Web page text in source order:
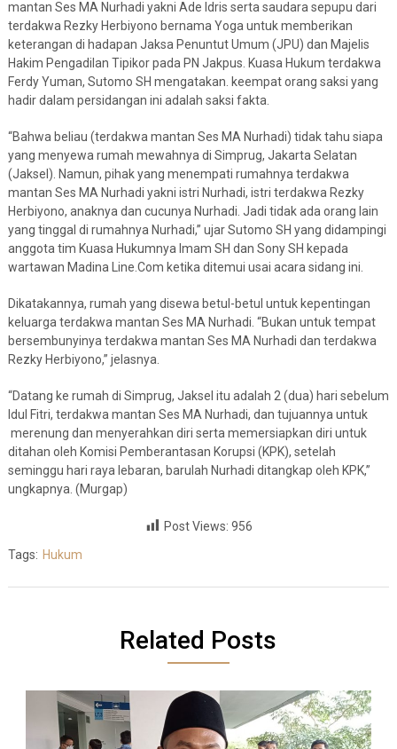
mantan Ses MA Nurhadi yakni Ade Idris serta saudara sepupu dari
terdakwa Rezky Herbiyono bernama Yoga untuk memberikan
keterangan di hadapan Jaksa Penuntut Umum (JPU) dan Majelis
Hakim Pengadilan Tipikor pada PN Jakpus. Kuasa Hukum terdakwa
Ferdy Yuman, Sutomo SH mengatakan. keempat orang saksi yang
hadir dalam persidangan ini adalah saksi fakta.
“Bahwa beliau (terdakwa mantan Ses MA Nurhadi) tidak tahu siapa
yang menyewa rumah mewahnya di Simprug, Jakarta Selatan
(Jaksel). Namun, pihak yang menempati rumahnya terdakwa
mantan Ses MA Nurhadi yakni istri Nurhadi, istri terdakwa Rezky
Herbiyono, anaknya dan cucunya Nurhadi. Jadi tidak ada orang lain
yang tinggal di rumahnya Nurhadi,” ujar Sutomo SH yang didampingi
anggota tim Kuasa Hukumnya Imam SH dan Sony SH kepada
wartawan Madina Line.Com ketika ditemui usai acara sidang ini.
Dikatakannya, rumah yang disewa betul-betul untuk kepentingan
keluarga terdakwa mantan Ses MA Nurhadi. “Bukan untuk tempat
bersembunyinya terdakwa mantan Ses MA Nurhadi dan terdakwa
Rezky Herbiyono,” jelasnya.
“Datang ke rumah di Simprug, Jaksel itu adalah 2 (dua) hari sebelum
Idul Fitri, terdakwa mantan Ses MA Nurhadi, dan tujuannya untuk
merenung dan menyerahkan diri serta memersiapkan diri untuk
ditahan oleh Komisi Pemberantasan Korupsi (KPK), setelah
seminggu hari raya lebaran, barulah Nurhadi ditangkap oleh KPK,”
ungkapnya. (Murgap)
Post Views: 956
Tags: Hukum
Related Posts